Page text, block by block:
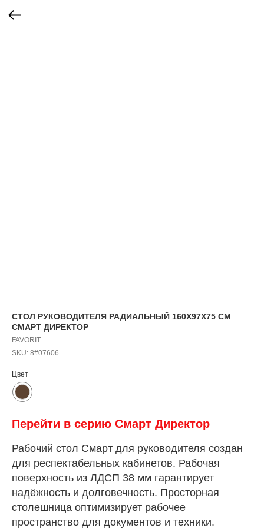
СТОЛ РУКОВОДИТЕЛЯ РАДИАЛЬНЫЙ 160Х97Х75 СМ
СМАРТ ДИРЕКТОР
FAVORIT
SKU: 8#07606
Цвет
Перейти в серию Смарт Директор
Рабочий стол Смарт для руководителя создан
для респектабельных кабинетов. Рабочая
поверхность из ЛДСП 38 мм гарантирует
надёжность и долговечность. Просторная
столешница оптимизирует рабочее
пространство для документов и техники.